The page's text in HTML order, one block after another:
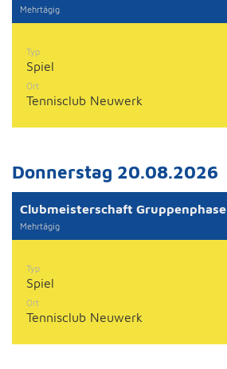
Mehrtägig
Typ
Spiel
Ort
Tennisclub Neuwerk
Donnerstag 20.08.2026
Clubmeisterschaft Gruppenphase
Mehrtägig
Typ
Spiel
Ort
Tennisclub Neuwerk